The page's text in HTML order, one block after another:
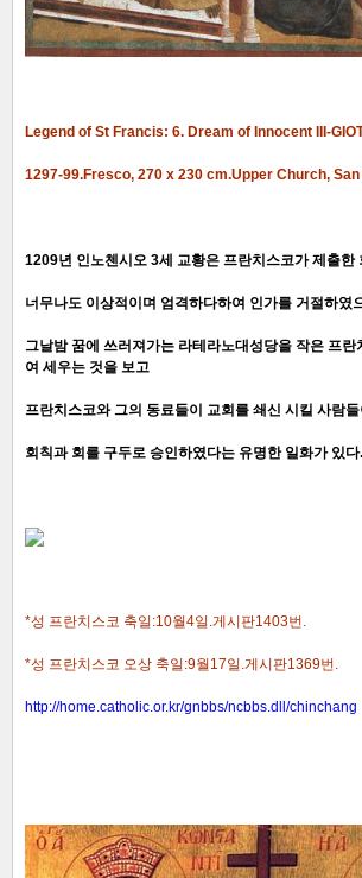
Legend of St Francis: 6. Dream of Innocent III-
1297-99.Fresco, 270 x 230 cm.Upper Church,
1209년 인노첸시오 3세 교황은 프란치스코가 제출한
너무나도 이상적이며 엄격하다하여 인가를 거절하였
그날밤 꿈에 쓰러져가는 라테라노대성당을 작은 프
여 세우는 것을 보고
프란치스코와 그의 동료들이 교회를 쇄신 시킬 사람
회칙과 회를 구두로 승인하였다는 유명한 일화가 있다.
*성 프란치스코 축일:10월4일.게시판1403번.
*성 프란치스코 오상 축일:9월17일.게시판1369번.
http://home.catholic.or.kr/gnbbs/ncbbs.dll/chinchang